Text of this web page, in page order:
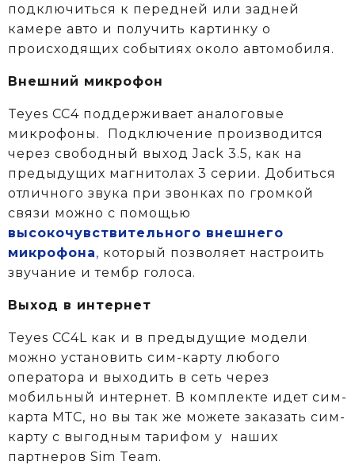
подключиться к передней или задней
камере авто и получить картинку о
происходящих событиях около автомобиля.
Внешний микрофон
Teyes CC4 поддерживает аналоговые
микрофоны. Подключение производится
через свободный выход Jack 3.5, как на
предыдущих магнитолах 3 серии. Добиться
отличного звука при звонках по громкой
связи можно с помощью
высокочувствительного внешнего
микрофона, который позволяет настроить
звучание и тембр голоса.
Выход в интернет
Teyes CC4L как и в предыдущие модели
можно установить сим-карту любого
оператора и выходить в сеть через
мобильный интернет. В комплекте идет сим-
карта МТС, но вы так же можете заказать сим-
карту с выгодным тарифом у
наших
партнеров Sim Team.